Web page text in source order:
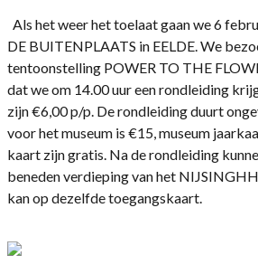
Als het weer het toelaat gaan we 6
DE BUITENPLAATS in EELDE. We
tentoonstelling POWER TO THE
dat we om 14.00 uur een rondleiding
zijn €6,00 p/p. De rondleiding duurt
voor het museum is €15, museum
kaart zijn gratis. Na de rondleiding
beneden verdieping van het
kan op dezelfde toegangskaart.